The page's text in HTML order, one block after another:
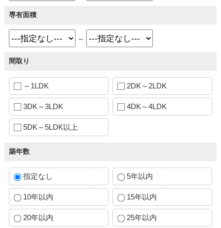
専有面積
～
間取り
～1LDK 2DK～2LDK
3DK～3LDK 4DK～4LDK
5DK～5LDK以上
築年数
指定なし 5年以内
10年以内 15年以内
20年以内 25年以内